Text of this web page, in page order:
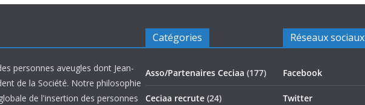
personnes aveugles dont Jean-
de la Société. Notre philosophie
de l'insertion des personnes
Catégories
Asso/Partenaires Ceciaa (177)
Ceciaa recrute (24)
Réseaux sociaux
Facebook
Twitter